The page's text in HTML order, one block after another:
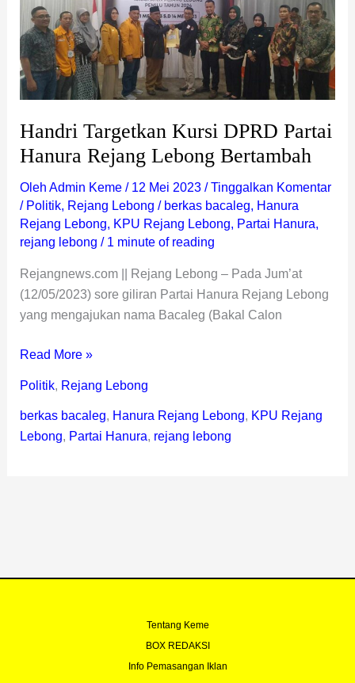
Handri Targetkan Kursi DPRD Partai
Hanura Rejang Lebong Bertambah
Oleh Admin Keme / 12 Mei 2023 /Tinggalkan Komentar
/ Politik, Rejang Lebong / berkas bacaleg, Hanura
Rejang Lebong, KPU Rejang Lebong, Partai Hanura,
rejang lebong / 1 minute of reading
Rejangnews.com || Rejang Lebong – Pada Jum’at
(12/05/2023) sore giliran Partai Hanura Rejang Lebong
yang mengajukan nama Bacaleg (Bakal Calon
DPRD
Partai
Hanura
Rejang
Lebong
Read More »
Politik, Rejang Lebong
berkas bacaleg, Hanura Rejang Lebong, KPU Rejang
Lebong, Partai Hanura, rejang lebong
Tentang Keme
BOX REDAKSI
Info Pemasangan Iklan